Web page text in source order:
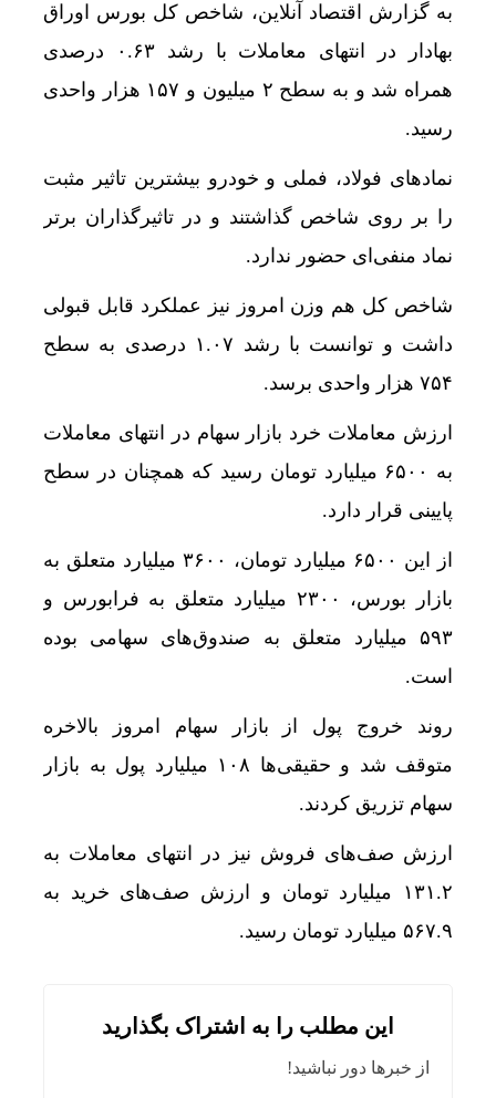
به گزارش اقتصاد آنلاین، شاخص کل بورس اوراق
بهادار در انتهای معاملات با رشد ۰.۶۳ درصدی
همراه شد و به سطح ۲ میلیون و ۱۵۷ هزار واحدی
رسید.
نمادهای فولاد، فملی و خودرو بیشترین تاثیر مثبت
را بر روی شاخص گذاشتند و در تاثیرگذاران برتر
نماد منفی‌ای حضور ندارد.
شاخص کل هم وزن امروز نیز عملکرد قابل قبولی
داشت و توانست با رشد ۱.۰۷ درصدی به سطح
۷۵۴ هزار واحدی برسد.
ارزش معاملات خرد بازار سهام در انتهای معاملات
به ۶۵۰۰ میلیارد تومان رسید که همچنان در سطح
پایینی قرار دارد.
از این ۶۵۰۰ میلیارد تومان، ۳۶۰۰ میلیارد متعلق به
بازار بورس، ۲۳۰۰ میلیارد متعلق به فرابورس و
۵۹۳ میلیارد متعلق به صندوق‌های سهامی بوده
است.
روند خروج پول از بازار سهام امروز بالاخره
متوقف شد و حقیقی‌ها ۱۰۸ میلیارد پول به بازار
سهام تزریق کردند.
ارزش صف‌های فروش نیز در انتهای معاملات به
۱۳۱.۲ میلیارد تومان و ارزش صف‌های خرید به
۵۶۷.۹ میلیارد تومان رسید.
این مطلب را به اشتراک بگذارید
از خبرها دور نباشید!